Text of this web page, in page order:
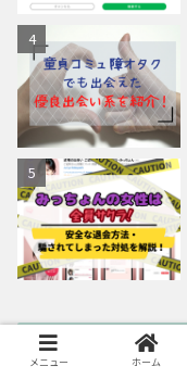
新着記事
メニュー ホーム